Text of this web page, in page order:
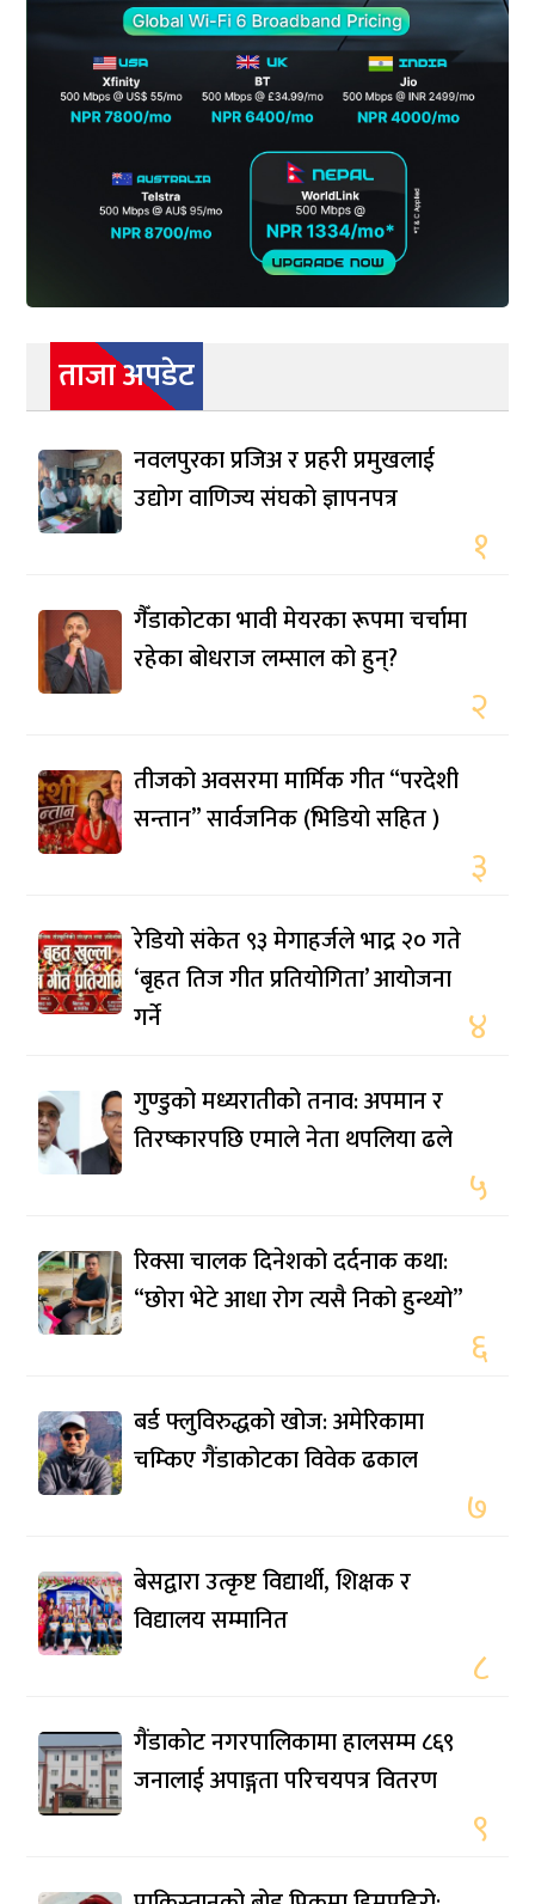
ताजा अपडेट
नवलपुरका प्रजिअ र प्रहरी प्रमुखलाई
उद्योग वाणिज्य संघको ज्ञापनपत्र
१
गैँडाकोटका भावी मेयरका रूपमा चर्चामा
रहेका बोधराज लम्साल को हुन्?
२
तीजको अवसरमा मार्मिक गीत “परदेशी
सन्तान” सार्वजनिक (भिडियो सहित )
३
रेडियो संकेत ९३ मेगाहर्जले भाद्र २० गते
‘बृहत तिज गीत प्रतियोगिता’ आयोजना
गर्ने
४
गुण्डुको मध्यरातीको तनाव: अपमान र
तिरष्कारपछि एमाले नेता थपलिया ढले
५
रिक्सा चालक दिनेशको दर्दनाक कथा:
“छोरा भेटे आधा रोग त्यसै निको हुन्थ्यो”
६
बर्ड फ्लुविरुद्धको खोज: अमेरिकामा
चम्किए गैंडाकोटका विवेक ढकाल
७
बेसद्वारा उत्कृष्ट विद्यार्थी, शिक्षक र
विद्यालय सम्मानित
८
गैंडाकोट नगरपालिकामा हालसम्म ८६९
जनालाई अपाङ्गता परिचयपत्र वितरण
९